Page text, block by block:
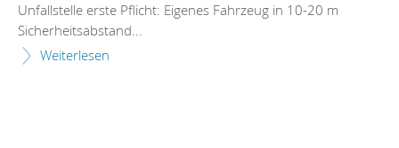
Unfallstelle erste Pflicht: Eigenes Fahrzeug in 10-20 m
Sicherheitsabstand...
Weiterlesen